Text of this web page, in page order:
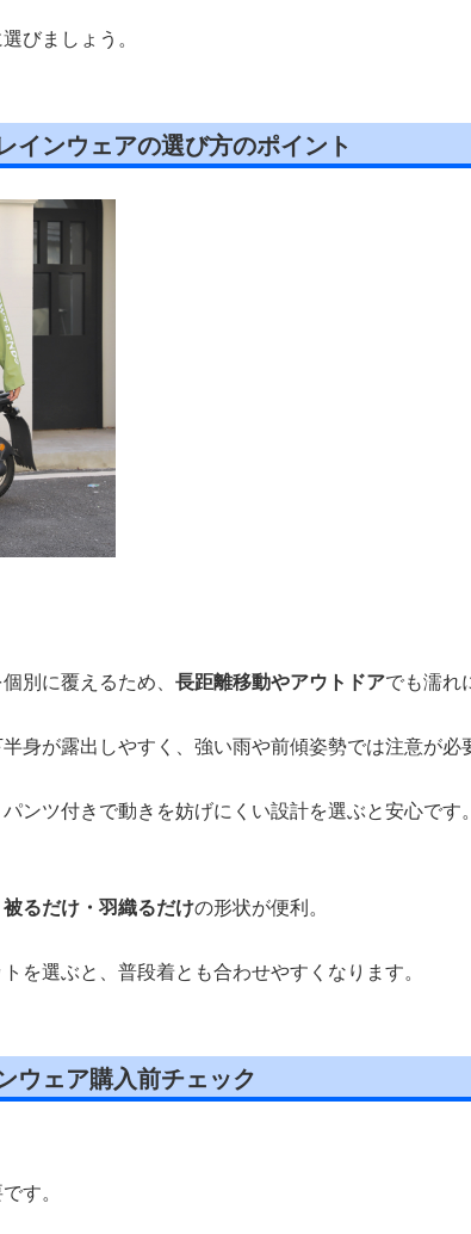
びましょう。
インウェアの選び方のポイント
別に覆えるため、 長距離移動やアウトドアでも濡れ
身が露出しやすく、強い雨や前傾姿勢では注意が必
ンツ付きで動きを妨げにくい設計を選ぶと安心です。
被るだけ・羽織るだけの形状が便利。
を選ぶと、普段着とも合わせやすくなります。
ウェア購入前チェック
す。